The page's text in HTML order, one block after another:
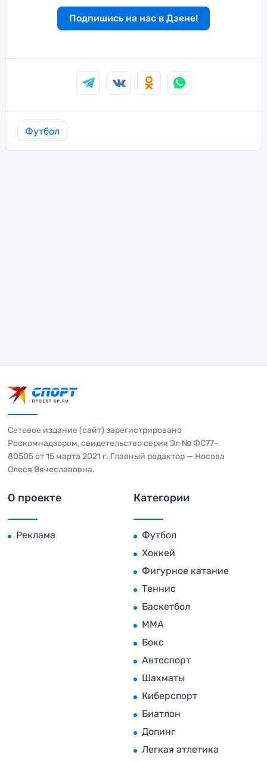
Подпишись на нас в Дзене!
Футбол
Сетевое издание (сайт) зарегистрировано
Роскомнадзором, свидетельство серия Эл № ФС77-
80505 от 15 марта 2021 г. Главный редактор — Носова
Олеся Вячеславовна.
О проекте
Реклама
Категории
Футбол
Хоккей
Фигурное катание
Теннис
Баскетбол
MMA
Бокс
Автоспорт
Шахматы
Киберспорт
Биатлон
Допинг
Легкая атлетика